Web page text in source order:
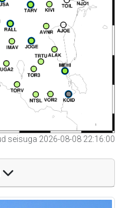
seisuga 2026-08-08 22:16:00